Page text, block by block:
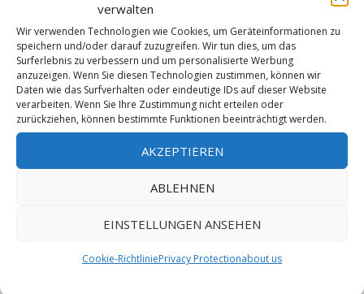
verwalten
Wir verwenden Technologien wie Cookies, um Geräteinformationen zu
speichern und/oder darauf zuzugreifen. Wir tun dies, um das
Surferlebnis zu verbessern und um personalisierte Werbung
anzuzeigen. Wenn Sie diesen Technologien zustimmen, können wir
Daten wie das Surfverhalten oder eindeutige IDs auf dieser Website
verarbeiten. Wenn Sie Ihre Zustimmung nicht erteilen oder
zurückziehen, können bestimmte Funktionen beeinträchtigt werden.
AKZEPTIEREN
ABLEHNEN
EINSTELLUNGEN ANSEHEN
Cookie-RichtliniePrivacy Protectionabout us
Roland Hemetzberger beendet mit
„Mantra“ (9a) ein 6 Jahre altes
Projekt
31. März 2018
HINTERLASSE EINE ANTWORT
Deine E-Mail-Adresse wird nicht
Erforderliche Felder